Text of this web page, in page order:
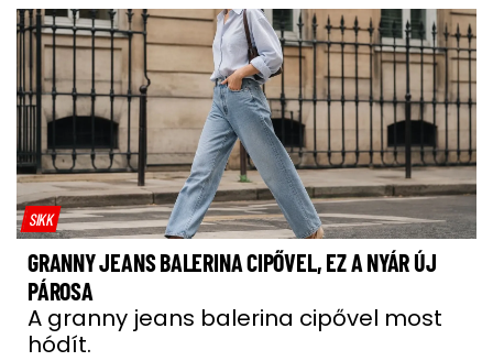
SIKK
GRANNY JEANS BALERINA CIPŐVEL, EZ A NYÁR ÚJ
PÁROSA
A granny jeans balerina cipővel most
hódít.